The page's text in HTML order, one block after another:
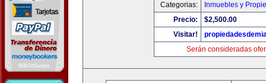
Categorias:
Inmuebles y
Precio:
$2,500.00
Visitar!
Serán consideradas